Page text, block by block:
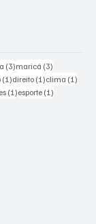
(3)3 posts
maricá (3)
(1)1 post
direito (1)1 post
clima (1)
(1)1 post
esporte (1)